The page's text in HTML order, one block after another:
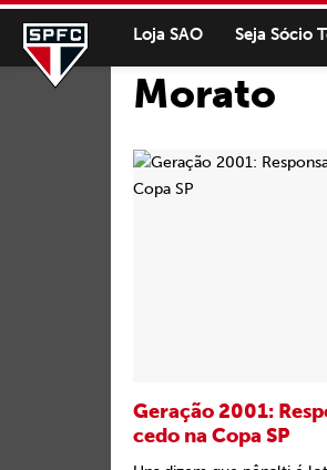
Loja SAO Seja Sócio
Morato
Geração 2001:
cedo na Copa SP